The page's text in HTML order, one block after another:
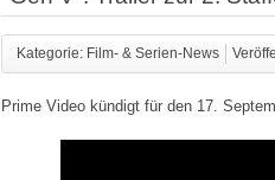
Kategorie: Film- & Serien-News
Prime Video kündigt für den 17.